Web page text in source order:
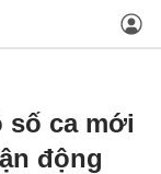
số ca mới
động